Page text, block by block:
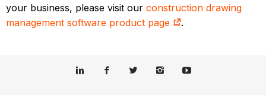
your business, please visit ourconstruction drawing
management software product page
.